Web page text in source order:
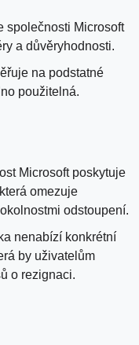
společnosti Microsoft
a důvěryhodnosti.
na podstatné
použitelná.
Microsoft poskytuje
omezuje
odstoupení.
nenabízí konkrétní
by uživatelům
o rezignaci.